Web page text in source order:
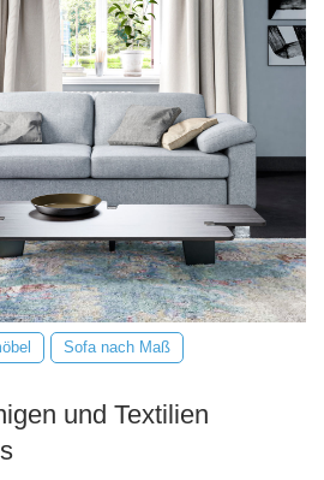
Sofa nach Maß
und Textilien